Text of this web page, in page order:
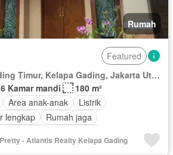
Rumah
Featured
RW 10, Kelapa Gading Timur, Kelapa Gading, Jakarta Utara, Daerah Khusus Ibukota Jakarta
6 Kamar mandi
180 m²
Area anak-anak
Listrik
lengkap
Rumah jaga
Air Wifi Halaman
Tangki air
- Atlantis Realty Kelapa Gading